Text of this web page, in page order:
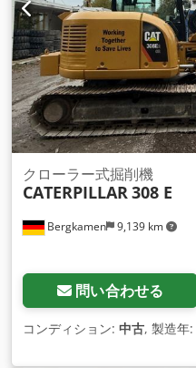
Bergkamen 9,139 km
クローラー式掘削機
CATERPILLAR308 E
問い合わせる
コンディション: 中古, 製造年: